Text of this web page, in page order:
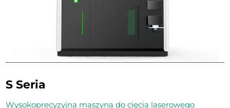
S Seria
Wysokoprecyzyjna maszyna do cięcia laserowego